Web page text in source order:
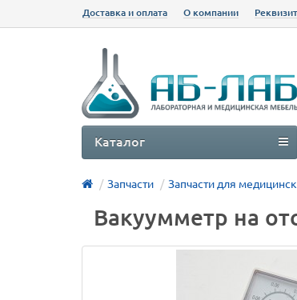
Доставка и оплата О компании
Каталог
Запчасти Запчасти для
Вакуумметр на